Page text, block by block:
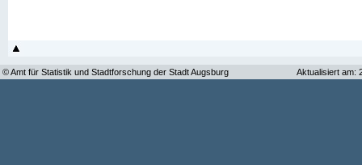
© Amt für Statistik und Stadtforschung der Stadt Augsburg Aktualisiert am: